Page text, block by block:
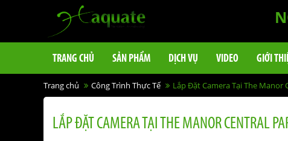
TRANG CHỦ SẢN PHẨM DỊCH VỤ VIDEO GIỚI
Trang chủ Công Trình Thực Tế Lắp Đặt Camera Tại The Manor
LẮP ĐẶT CAMERA TẠI THE MANOR CENTRAL